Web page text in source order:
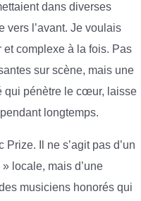
dans diverses
vers l’avant. Je voulais
complexe à la fois. Pas
sur scène, mais une
qui pénètre le cœur, laisse
longtemps.
Prize. Il ne s’agit pas d’un
locale, mais d’une
musiciens honorés qui